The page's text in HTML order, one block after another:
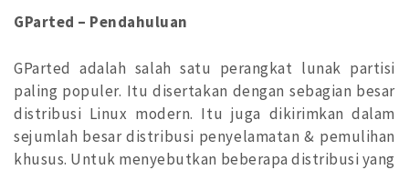
GParted – Pendahuluan
GParted adalah salah satu perangkat lunak partisi
paling populer. Itu disertakan dengan sebagian besar
distribusi Linux modern. Itu juga dikirimkan dalam
sejumlah besar distribusi penyelamatan & pemulihan
khusus. Untuk menyebutkan beberapa distribusi yang